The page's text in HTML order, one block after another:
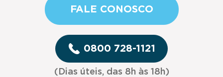
FALE CONOSCO
0800 728-1121
(Dias úteis, das 8h às 18h)